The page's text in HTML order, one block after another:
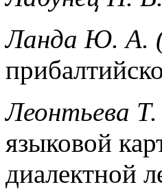
Ланда Ю. А.
Леонтьева
языковой
диалектной